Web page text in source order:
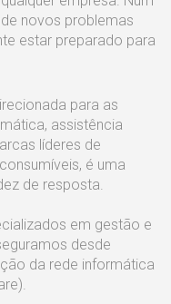
novos problemas
estar preparado para
para as
assistência
líderes de
é uma
de resposta.
em gestão e
desde
da rede informática